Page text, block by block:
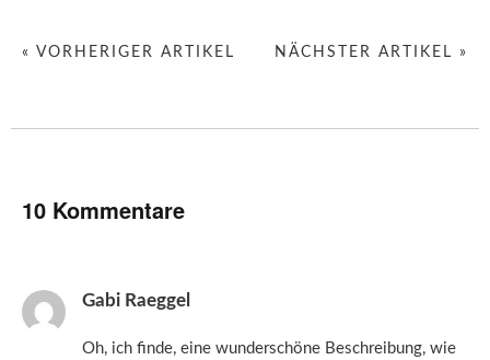
NÄCHSTER ARTIKEL »
« VORHERIGER ARTIKEL
10 Kommentare
Gabi Raeggel
Oh, ich finde, eine wunderschöne Beschreibung, wie